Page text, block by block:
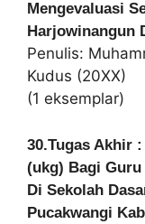
Mengevaluasi
Harjowinangun
Penulis:
Kudus (20XX)
(1 eksemplar)
30.Tugas Akhir
(ukg) Bagi
Di Sekolah
Pucakwangi